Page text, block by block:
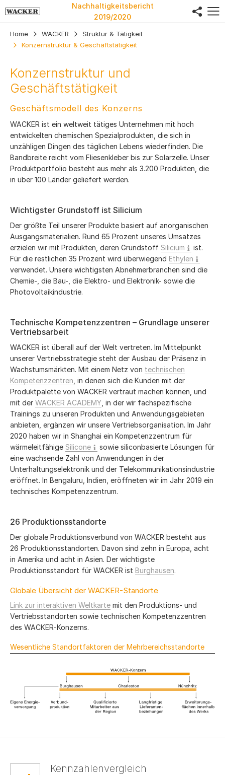
Nachhaltigkeitsbericht
2019/2020
share
Home WACKER
Struktur & Tätigkeit
Konzernstruktur & Geschäftstätigkeit
Konzernstruktur und
Geschäftstätigkeit
Geschäftsmodell des Konzerns
WACKER ist ein weltweit tätiges Unternehmen mit hoch
entwickelten chemischen Spezialprodukten, die sich in
unzähligen Dingen des täglichen Lebens wiederfinden. Die
Bandbreite reicht vom Fliesenkleber bis zur Solarzelle. Unser
Produktportfolio besteht aus mehr als 3.200 Produkten, die
in über 100 Länder geliefert werden.
Wichtigster Grundstoff ist Silicium
Der größte Teil unserer Produkte basiert auf anorganischen
Ausgangsmaterialien. Rund 65 Prozent unseres Umsatzes
erzielen wir mit Produkten, deren Grundstoff Silicium
ist.
Für die restlichen 35 Prozent wird überwiegend Ethylen
verwendet. Unsere wichtigsten Abnehmerbranchen sind die
Chemie-, die Bau-, die Elektro- und Elektronik- sowie die
Photovoltaikindustrie.
Technische Kompetenzzentren – Grundlage unserer
Vertriebsarbeit
WACKER ist überall auf der Welt vertreten. Im Mittelpunkt
unserer Vertriebsstrategie steht der Ausbau der Präsenz in
Wachstumsmärkten. Mit einem Netz von technischen
Kompetenzzentren , in denen sich die Kunden mit der
Produktpalette von WACKER vertraut machen können, und
mit der WACKER ACADEMY , in der wir fachspezifische
Trainings zu unseren Produkten und Anwendungsgebieten
anbieten, ergänzen wir unsere Vertriebsorganisation. Im Jahr
2020 haben wir in Shanghai ein Kompetenzzentrum für
wärmeleitfähige Silicone
sowie siliconbasierte Lösungen für
eine wachsende Zahl von Anwendungen in der
Unterhaltungselektronik und der Telekommunikationsindustrie
eröffnet. In Bengaluru, Indien, eröffneten wir im Jahr 2019 ein
technisches Kompetenzzentrum.
26 Produktionsstandorte
Der globale Produktionsverbund von WACKER besteht aus
26 Produktionsstandorten. Davon sind zehn in Europa, acht
in Amerika und acht in Asien. Der wichtigste
Produktionsstandort für WACKER ist Burghausen.
Globale Übersicht der WACKER-Standorte
Link zur interaktiven Weltkarte mit den Produktions- und
Vertriebsstandorten sowie technischen Kompetenzzentren
des WACKER-Konzerns.
Wesentliche Standortfaktoren der Mehrbereichsstandorte
Kennzahlenvergleich